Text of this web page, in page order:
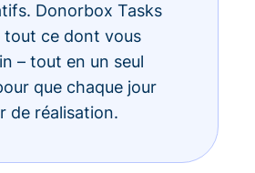
Donorbox Tasks
ce dont vous
– tout en un seul
que chaque jour
de réalisation.